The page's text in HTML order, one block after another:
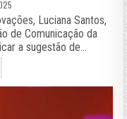
Luciana Santos,
de Comunicação da
a sugestão de…